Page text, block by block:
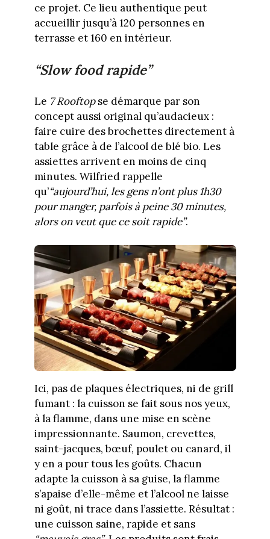
ce projet. Ce lieu authentique peut
accueillir jusqu’à 120 personnes en
terrasse et 160 en intérieur.
“Slow food rapide”
Le 7 Rooftopse démarque par son
concept aussi original qu’audacieux :
faire cuire des brochettes directement à
table grâce à de l’alcool de blé bio. Les
assiettes arrivent en moins de cinq
minutes. Wilfried rappelle
qu’“aujourd’hui, les gens n’ont plus 1h30
pour manger, parfois à peine 30 minutes,
alors on veut que ce soit rapide”.
Ici, pas de plaques électriques, ni de grill
fumant : la cuisson se fait sous nos yeux,
à la flamme, dans une mise en scène
impressionnante. Saumon, crevettes,
saint-jacques, bœuf, poulet ou canard, il
y en a pour tous les goûts. Chacun
adapte la cuisson à sa guise, la flamme
s’apaise d’elle-même et l’alcool ne laisse
ni goût, ni trace dans l’assiette. Résultat :
une cuisson saine, rapide et sans